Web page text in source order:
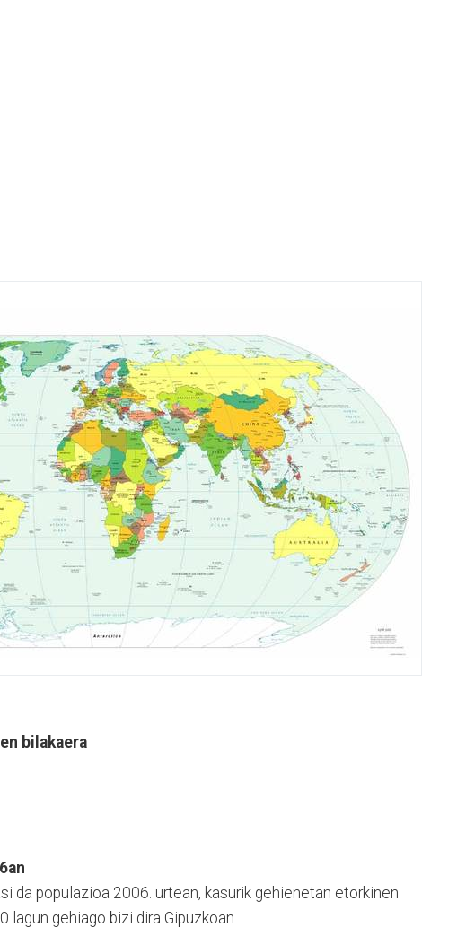
bilakaera
da populazioa 2006. urtean, kasurik gehienetan etorkinen
lagun gehiago bizi dira Gipuzkoan.